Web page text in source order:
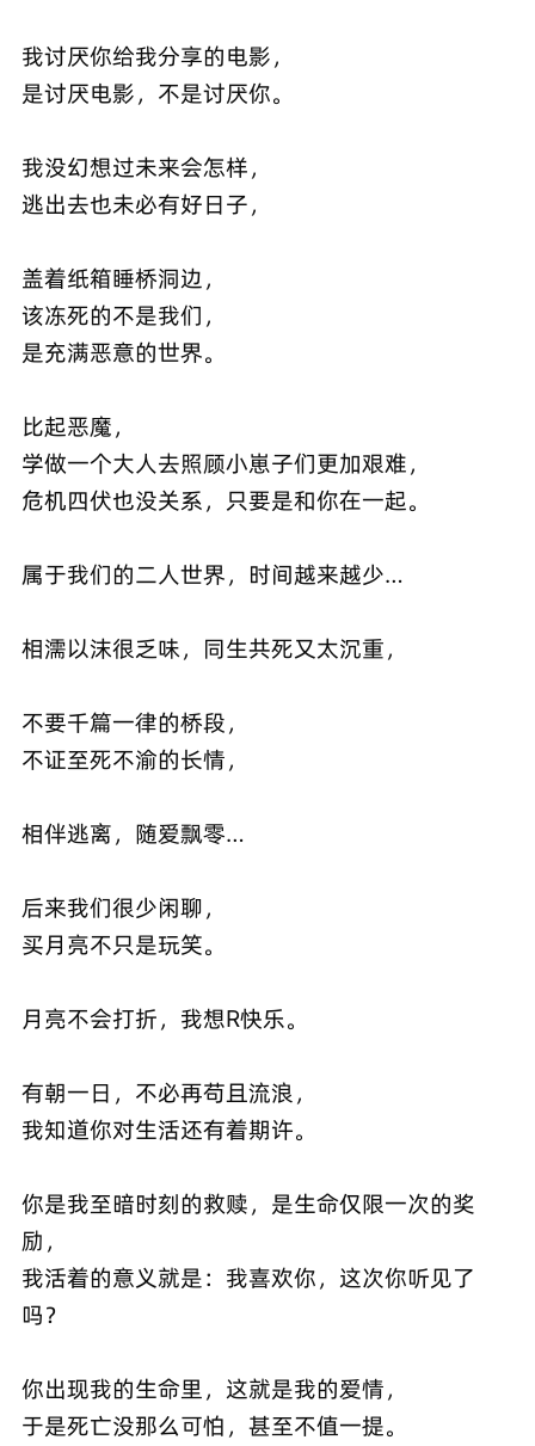
我讨厌你给我分享的电影，
是讨厌电影，不是讨厌你。
我没幻想过未来会怎样，
逃出去也未必有好日子，
盖着纸箱睡桥洞边，
该冻死的不是我们，
是充满恶意的世界。
比起恶魔，
学做一个大人去照顾小崽子们更加艰难，
危机四伏也没关系，只要是和你在一起。
属于我们的二人世界，时间越来越少…
相濡以沫很乏味，同生共死又太沉重，
不要千篇一律的桥段，
不证至死不渝的长情，
相伴逃离，随爱飘零…
后来我们很少闲聊，
买月亮不只是玩笑。
月亮不会打折，我想R快乐。
有朝一日，不必再苟且流浪，
我知道你对生活还有着期许。
你是我至暗时刻的救赎，是生命仅限一次的奖
励，
我活着的意义就是：我喜欢你，这次你听见了
吗？
你出现我的生命里，这就是我的爱情，
于是死亡没那么可怕，甚至不值一提。